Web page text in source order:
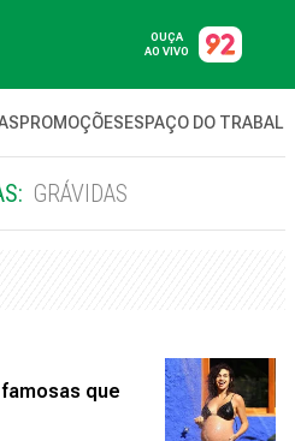
OUÇA
AO VIVO
PROMOÇÕESESPAÇO DO
GRÁVIDAS
que